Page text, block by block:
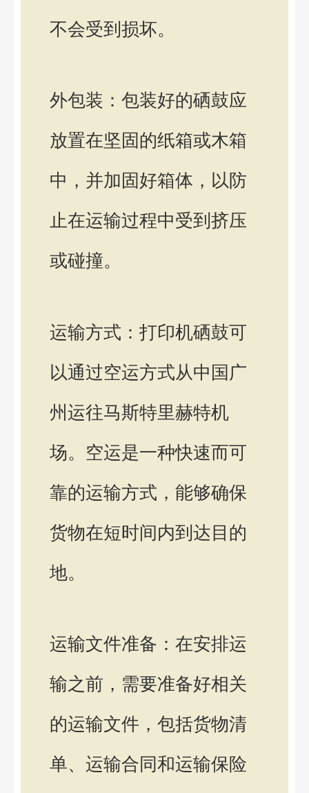
不会受到损坏。
外包装：包装好的硒鼓应
放置在坚固的纸箱或木箱
中，并加固好箱体，以防
止在运输过程中受到挤压
或碰撞。
运输方式：打印机硒鼓可
以通过空运方式从中国广
州运往马斯特里赫特机
场。空运是一种快速而可
靠的运输方式，能够确保
货物在短时间内到达目的
地。
运输文件准备：在安排运
输之前，需要准备好相关
的运输文件，包括货物清
单、运输合同和运输保险